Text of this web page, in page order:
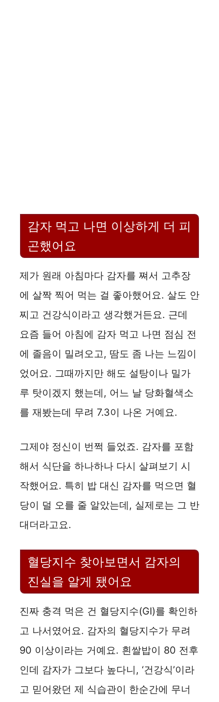
감자 먹고 나면 이상하게 더 피
곤했어요
제가 원래 아침마다 감자를 쪄서 고추장
에 살짝 찍어 먹는 걸 좋아했어요. 살도 안
찌고 건강식이라고 생각했거든요. 근데
요즘 들어 아침에 감자 먹고 나면 점심 전
에 졸음이 밀려오고, 땀도 좀 나는 느낌이
었어요. 그때까지만 해도 설탕이나 밀가
루 탓이겠지 했는데, 어느 날 당화혈색소
를 재봤는데 무려 7.3이 나온 거예요.
그제야 정신이 번쩍 들었죠. 감자를 포함
해서 식단을 하나하나 다시 살펴보기 시
작했어요. 특히 밥 대신 감자를 먹으면 혈
당이 덜 오를 줄 알았는데, 실제로는 그 반
대더라고요.
혈당지수 찾아보면서 감자의
진실을 알게 됐어요
진짜 충격 먹은 건 혈당지수(GI)를 확인하
고 나서였어요. 감자의 혈당지수가 무려
90 이상이라는 거예요. 흰쌀밥이 80 전후
인데 감자가 그보다 높다니, ‘건강식’이라
고 믿어왔던 제 식습관이 한순간에 무너